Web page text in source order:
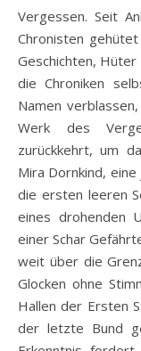
Vergessen. Seit
Chronisten
Geschichten, Hüter
die Chroniken
Namen
Werk des
zurückkehrt, um
Mira Dornkind,
die ersten leeren
eines drohenden
einer Schar
weit über die
Glocken ohne
Hallen der Ersten
der letzte Bund